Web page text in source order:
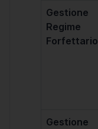
Gestione
Regime
Forfettario
Gestione